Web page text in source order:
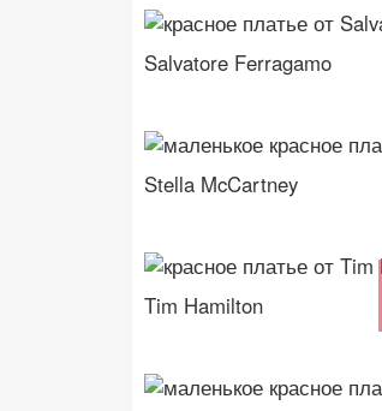
Salvatore Ferragamo
Stella McCartney
Tim Hamilton